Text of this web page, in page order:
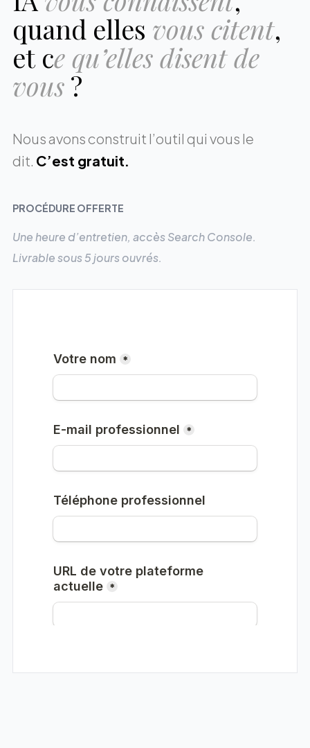
quand elles vous citent,
et ce qu’elles disent de
vous?
Nous avons construit l’outil qui vous le
dit. C’est gratuit.
PROCÉDURE OFFERTE
Une heure d’entretien, accès Search Console.
Livrable sous 5 jours ouvrés.